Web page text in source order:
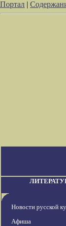
Портал |
Новости русской
Афиша